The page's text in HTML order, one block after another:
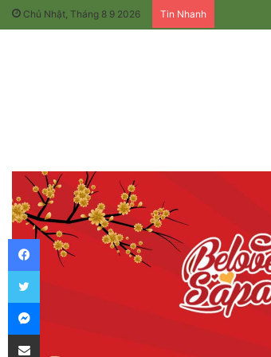
Chủ Nhật, Tháng 8 9 2026 Tin Nhanh
Facebook
Twitter
Messenger
Chia sẻ qua email